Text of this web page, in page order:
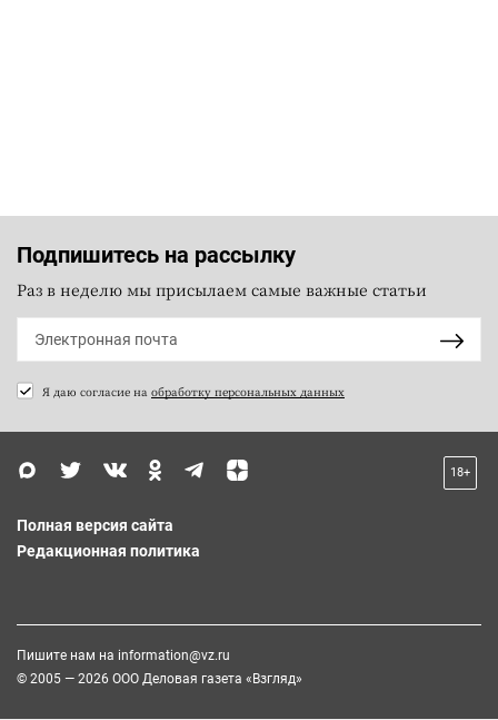
Подпишитесь на рассылку
Раз в неделю мы присылаем самые важные статьи
Я даю согласие на обработку персональных данных
18+
Полная версия сайта
Редакционная политика
Пишите нам на information@vz.ru
© 2005 — 2026 ООО Деловая газета «Взгляд»